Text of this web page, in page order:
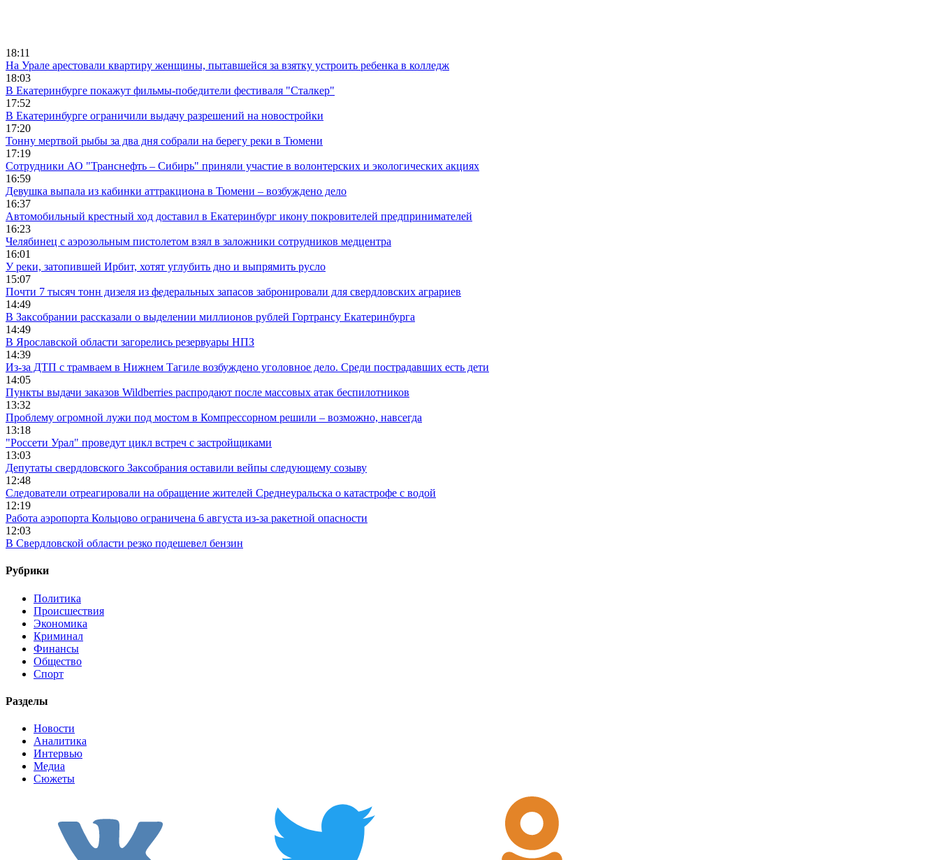
18:11
На Урале арестовали квартиру женщины, пытавшейся за взятку устроить ребенка в колледж
18:03
В Екатеринбурге покажут фильмы-победители фестиваля "Сталкер"
17:52
В Екатеринбурге ограничили выдачу разрешений на новостройки
17:20
Тонну мертвой рыбы за два дня собрали на берегу реки в Тюмени
17:19
Сотрудники АО "Транснефть – Сибирь" приняли участие в волонтерских и экологических акциях
16:59
Девушка выпала из кабинки аттракциона в Тюмени – возбуждено дело
16:37
Автомобильный крестный ход доставил в Екатеринбург икону покровителей предпринимателей
16:23
Челябинец с аэрозольным пистолетом взял в заложники сотрудников медцентра
16:01
У реки, затопившей Ирбит, хотят углубить дно и выпрямить русло
15:07
Почти 7 тысяч тонн дизеля из федеральных запасов забронировали для свердловских аграриев
14:49
В Заксобрании рассказали о выделении миллионов рублей Гортрансу Екатеринбурга
14:49
В Ярославской области загорелись резервуары НПЗ
14:39
Из-за ДТП с трамваем в Нижнем Тагиле возбуждено уголовное дело. Среди пострадавших есть дети
14:05
Пункты выдачи заказов Wildberries распродают после массовых атак беспилотников
13:32
Проблему огромной лужи под мостом в Компрессорном решили – возможно, навсегда
13:18
"Россети Урал" проведут цикл встреч с застройщиками
13:03
Депутаты свердловского Заксобрания оставили вейпы следующему созыву
12:48
Следователи отреагировали на обращение жителей Среднеуральска о катастрофе с водой
12:19
Работа аэропорта Кольцово ограничена 6 августа из-за ракетной опасности
12:03
В Свердловской области резко подешевел бензин
Рубрики
Политика
Происшествия
Экономика
Криминал
Финансы
Общество
Спорт
Разделы
Новости
Аналитика
Интервью
Медиа
Сюжеты